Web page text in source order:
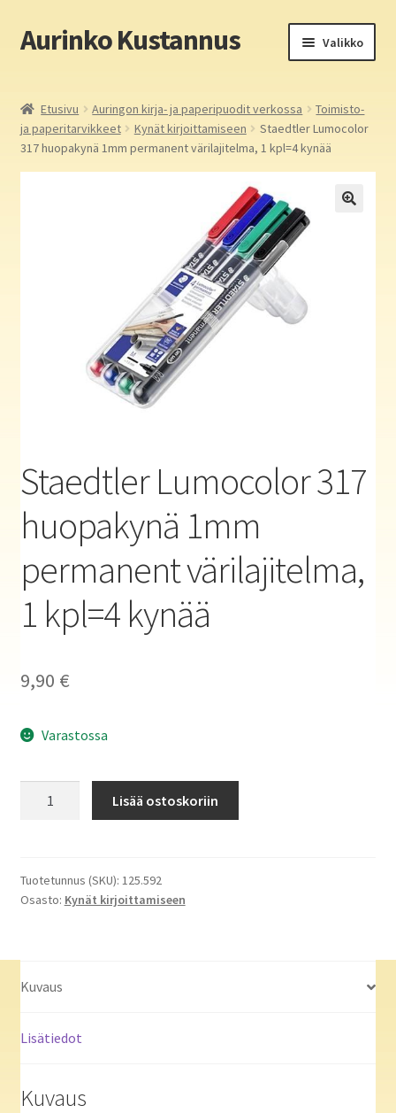
Siirry
navigointiin
Siirry
sisältöön
Aurinko Kustannus Valikko
Yritys
Aurinko Kustannus: kirjat
Auringon kirja- ja paperipuodit verkossa
Haluatko kirjailijaksi?
Etusivu Auringon kirja- ja paperipuodit verkossa
Toimisto-
ja paperitarvikkeet
Kynät kirjoittamiseen
Staedtler Lumocolor
317 huopakynä 1mm permanent värilajitelma, 1 kpl=4 kynää
Staedtler Lumocolor 317
huopakynä 1mm
permanent värilajitelma,
1 kpl=4 kynää
9,90 €
Varastossa
1mm
permanent
kynää
Lisää ostoskoriin
Tuotetunnus (SKU): 125.592
Osasto: Kynät kirjoittamiseen
Kuvaus
Lisätiedot
Kuvaus